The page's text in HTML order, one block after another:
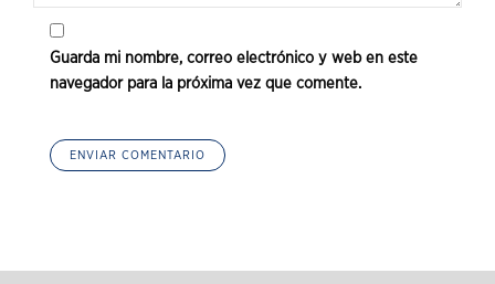
Guarda mi nombre, correo electrónico y web en este
navegador para la próxima vez que comente.